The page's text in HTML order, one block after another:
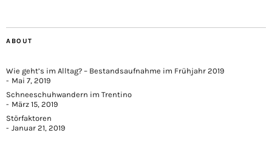
ABOUT
Wie geht’s im Alltag? – Bestandsaufnahme im Frühjahr 2019
Mai 7, 2019
Schneeschuhwandern im Trentino
März 15, 2019
Störfaktoren
Januar 21, 2019